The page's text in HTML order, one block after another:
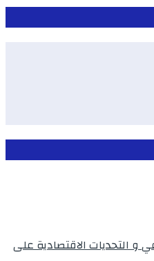
و التحديات الاقتصادية على